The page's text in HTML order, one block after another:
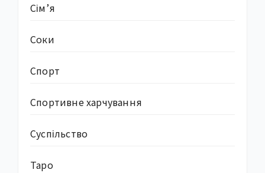
Сім’я
Соки
Спорт
Спортивне харчування
Суcпільство
Таро